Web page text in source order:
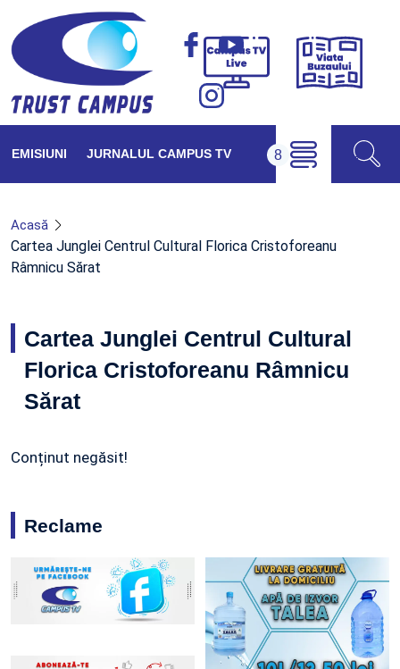
Campus
Viața
EMISIUNI JURNALUL CAMPUS TV
Acasă
Cartea Junglei Centrul Cultural Florica Cristoforeanu
Râmnicu Sărat
Cartea Junglei Centrul Cultural
Florica Cristoforeanu Râmnicu
Sărat
Conținut negăsit!
Reclame